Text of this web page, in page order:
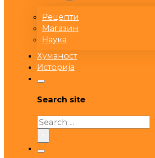
Рецепти
Магазин
Наука
Хуманост
Историја
Search site
Search